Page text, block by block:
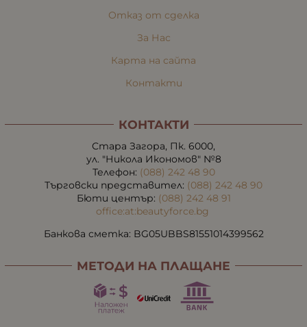
Отказ от сделка
За Нас
Карта на сайта
Контакти
КОНТАКТИ
Стара Загора, Пк. 6000,
ул. "Никола Икономов" №8
Телефон: (088) 242 48 90
Търговски представител: (088) 242 48 90
Бюти център: (088) 242 48 91
office:at:beautyforce.bg
Банкова сметка: BG05UBBS81551014399562
МЕТОДИ НА ПЛАЩАНЕ